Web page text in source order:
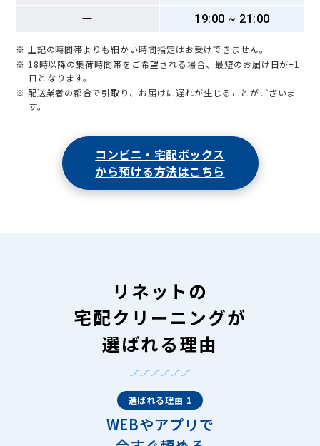
ー
19:00 ~ 21:00
※ 上記の時間帯よりも細かい時間指定はお受けできません。
※ 18時以降の集荷時間帯をご希望される場合、最短のお届け日が+1
日となります。
※ 配送業者の都合で引取り、お届けに遅れが生じることがございま
す。
コンビニ・宅配ボックス
から預ける方法はこちら
リネットの
宅配クリーニングが
選ばれる理由
選ばれる理由 1
WEBやアプリで